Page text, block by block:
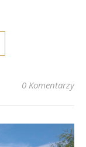
0 Komentarzy